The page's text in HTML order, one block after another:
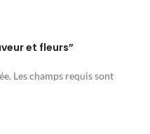
et fleurs”
Les champs requis sont